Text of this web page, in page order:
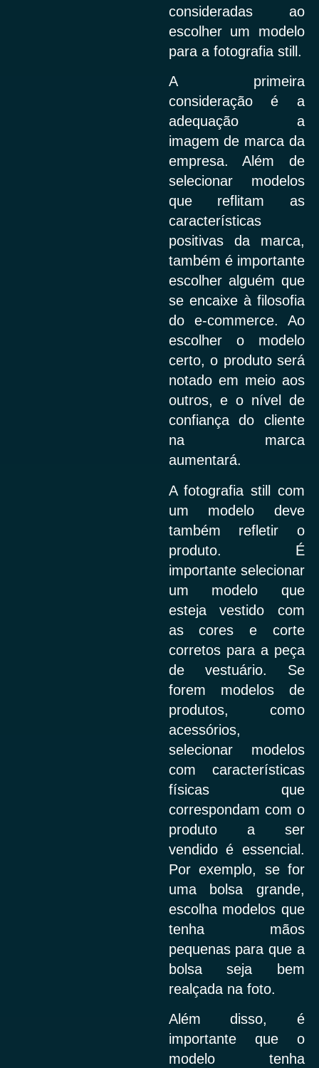
consideradas ao
escolher um modelo
para a fotografia still.
A primeira
consideração é a
adequação a
imagem de marca da
empresa. Além de
selecionar modelos
que reflitam as
características
positivas da marca,
também é importante
escolher alguém que
se encaixe à filosofia
do e-commerce. Ao
escolher o modelo
certo, o produto será
notado em meio aos
outros, e o nível de
confiança do cliente
na marca
aumentará.
A fotografia still com
um modelo deve
também refletir o
produto. É
importante selecionar
um modelo que
esteja vestido com
as cores e corte
corretos para a peça
de vestuário. Se
forem modelos de
produtos, como
acessórios,
selecionar modelos
com características
físicas que
correspondam com o
produto a ser
vendido é essencial.
Por exemplo, se for
uma bolsa grande,
escolha modelos que
tenha mãos
pequenas para que a
bolsa seja bem
realçada na foto.
Além disso, é
importante que o
modelo tenha